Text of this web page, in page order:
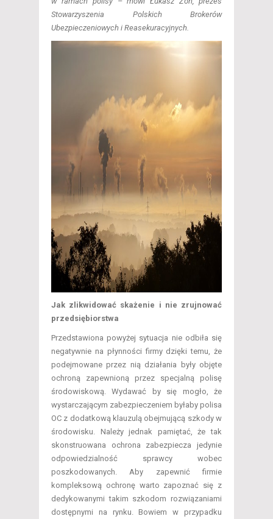
Stowarzyszenia Polskich Brokerów
Ubezpieczeniowych i Reasekuracyjnych.
Jak zlikwidować skażenie i nie zrujnować
przedsiębiorstwa
Przedstawiona powyżej sytuacja nie odbiła się
negatywnie na płynności firmy dzięki temu, że
podejmowane przez nią działania były objęte
ochroną zapewnioną przez specjalną polisę
środowiskową. Wydawać by się mogło, że
wystarczającym zabezpieczeniem byłaby polisa
OC z dodatkową klauzulą obejmującą szkody w
środowisku. Należy jednak pamiętać, że tak
skonstruowana ochrona zabezpiecza jedynie
odpowiedzialność sprawcy wobec
poszkodowanych. Aby zapewnić firmie
kompleksową ochronę warto zapoznać się z
dedykowanymi takim szkodom rozwiązaniami
dostępnymi na rynku. Bowiem w przypadku